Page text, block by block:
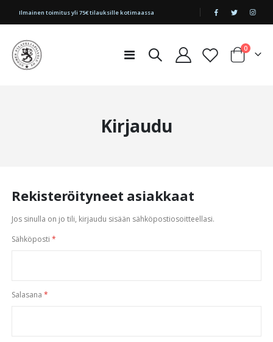
|
Ilmainen toimitus yli 75€ tilauksille kotimaassa
Toggle
Cart
0tuotetta
Kirjaudu
Rekisteröityneet asiakkaat
Jos sinulla on jo tili, kirjaudu sisään sähköpostiosoitteellasi.
Sähköposti
Salasana